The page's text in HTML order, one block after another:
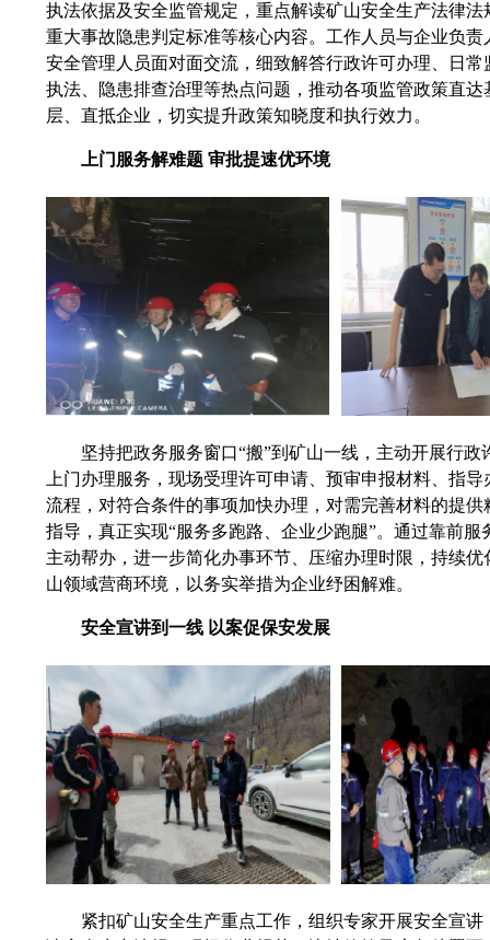
执法依据及安全监管规定，重点解读矿山安全生产法律法
重大事故隐患判定标准等核心内容。工作人员与企业负责
安全管理人员面对面交流，细致解答行政许可办理、日常
执法、隐患排查治理等热点问题，推动各项监管政策直达
层、直抵企业，切实提升政策知晓度和执行效力。
上门服务解难题 审批提速优环境
坚持把政务服务窗口“搬”到矿山一线，主动开展行政
上门办理服务，现场受理许可申请、预审申报材料、指导
流程，对符合条件的事项加快办理，对需完善材料的提供
指导，真正实现“服务多跑路、企业少跑腿”。通过靠前服
主动帮办，进一步简化办事环节、压缩办理时限，持续优
山领域营商环境，以务实举措为企业纾困解难。
安全宣讲到一线 以案促保安发展
紧扣矿山安全生产重点工作，组织专家开展安全宣讲